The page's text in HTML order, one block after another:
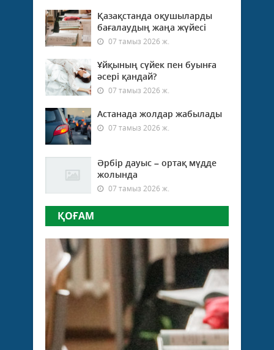
Қазақстанда оқушыларды
бағалаудың жаңа жүйесі
07 тамыз 2026 ж.
Ұйқының сүйек пен буынға
әсері қандай?
07 тамыз 2026 ж.
Астанада жолдар жабылады
07 тамыз 2026 ж.
Әрбір дауыс – ортақ мүдде
жолында
07 тамыз 2026 ж.
ҚОҒАМ